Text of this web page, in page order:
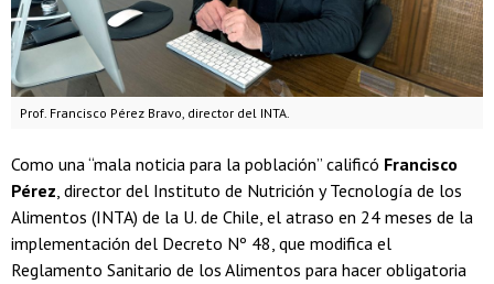
Prof. Francisco Pérez Bravo, director del INTA.
Como una “mala noticia para la población” calificó Francisco
Pérez, director del Instituto de Nutrición y Tecnología de los
Alimentos (INTA) de la U. de Chile, el atraso en 24 meses de la
implementación del Decreto Nº 48, que modifica el
Reglamento Sanitario de los Alimentos para hacer obligatoria